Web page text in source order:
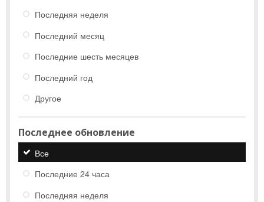
Последняя неделя
Последний месяц
Последние шесть месяцев
Последний год
Другое
Последнее обновление
Все
Последние 24 часа
Последняя неделя